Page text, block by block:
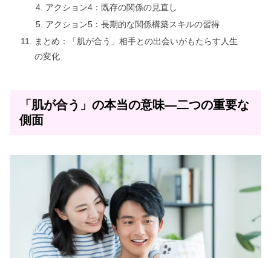
アクション4：既存の関係の見直し
アクション5：長期的な関係構築スキルの習得
まとめ：「肌が合う」相手との出会いがもたらす人生
の変化
「肌が合う」の本当の意味—二つの重要な
側面